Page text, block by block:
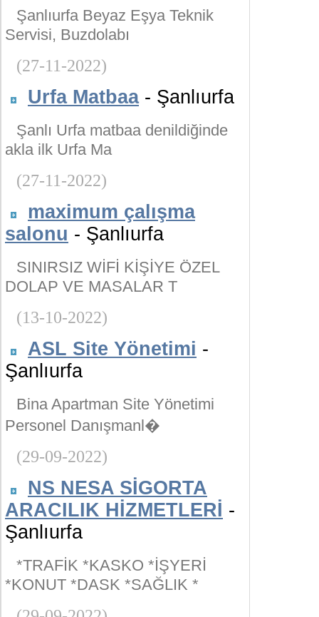
Şanlıurfa Beyaz Eşya Teknik
Servisi, Buzdolabı
(27-11-2022)
Urfa Matbaa- Şanlıurfa
Şanlı Urfa matbaa denildiğinde
akla ilk Urfa Ma
(27-11-2022)
maximum çalışma
salonu - Şanlıurfa
SINIRSIZ WİFİ KİŞİYE ÖZEL
DOLAP VE MASALAR T
(13-10-2022)
ASL Site Yönetimi -
Şanlıurfa
Bina Apartman Site Yönetimi
Personel Danışmanl�
(29-09-2022)
NS NESA SİGORTA
ARACILIK HİZMETLERİ -
Şanlıurfa
*TRAFİK *KASKO *İŞYERİ
*KONUT *DASK *SAĞLIK *